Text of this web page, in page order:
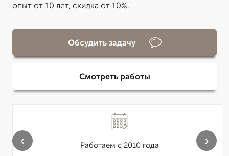
опыт от 10 лет, скидка от 10%.
Обсудить задачу
Смотреть работы
Работаем с 2010 года
‹ ›